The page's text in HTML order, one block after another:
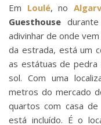
Em Loulé, no
Guesthouse
adivinhar de onde
da estrada, está um
as estátuas de pedra
sol. Com uma
metros do mercado
quartos com casa
está incluído. É o